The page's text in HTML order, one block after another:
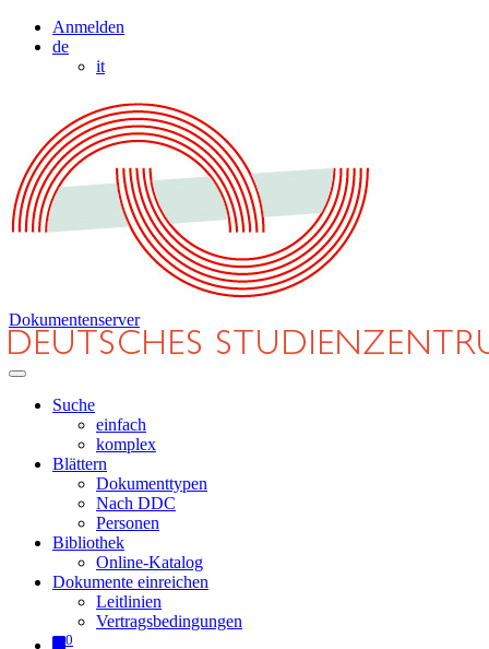
Anmelden
de
it
Dokumentenserver
Suche
einfach
komplex
Blättern
Dokumenttypen
Nach DDC
Personen
Bibliothek
Online-Katalog
Dokumente einreichen
Leitlinien
Vertragsbedingungen
0